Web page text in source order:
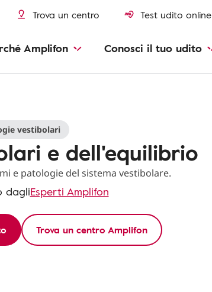
Trova un centro Test udito online
Amplifon Conosci il tuo udito
vestibolari
e dell'equilibrio
e patologie del sistema vestibolare.
dagliEsperti Amplifon
Trova un centro Amplifon